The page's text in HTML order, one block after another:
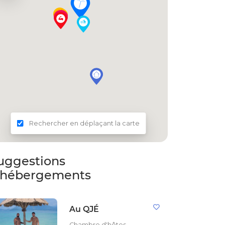
Rechercher en déplaçant la carte
Au QJÉ